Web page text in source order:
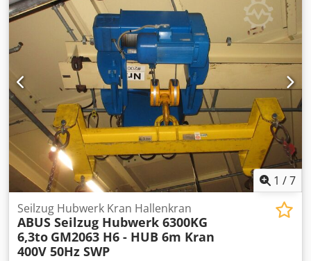
1 /7
Seilzug Hubwerk Kran Hallenkran
ABUS Seilzug Hubwerk 6300KG
6,3to GM2063 H6 - HUB 6m Kran
400V 50Hz SWP